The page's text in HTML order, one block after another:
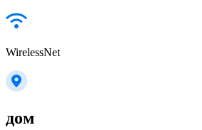
WirelessNet
дом